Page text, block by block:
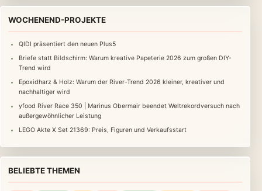
WOCHENEND-PROJEKTE
QIDI präsentiert den neuen Plus5
Briefe statt Bildschirm: Warum kreative Papeterie 2026 zum großen DIY-
Trend wird
Epoxidharz & Holz: Warum der River-Trend 2026 kleiner, kreativer und
nachhaltiger wird
yfood River Race 350 | Marinus Obermair beendet Weltrekordversuch nach
außergewöhnlicher Leistung
LEGO Akte X Set 21369: Preis, Figuren und Verkaufsstart
BELIEBTE THEMEN